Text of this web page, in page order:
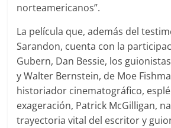
norteamericanos”.
La película que, además del
Sarandon, cuenta con la
Gubern, Dan Bessie, los
y Walter Bernstein, de Moe
historiador cinematográfico,
exageración, Patrick McGilligan,
trayectoria vital del escritor y